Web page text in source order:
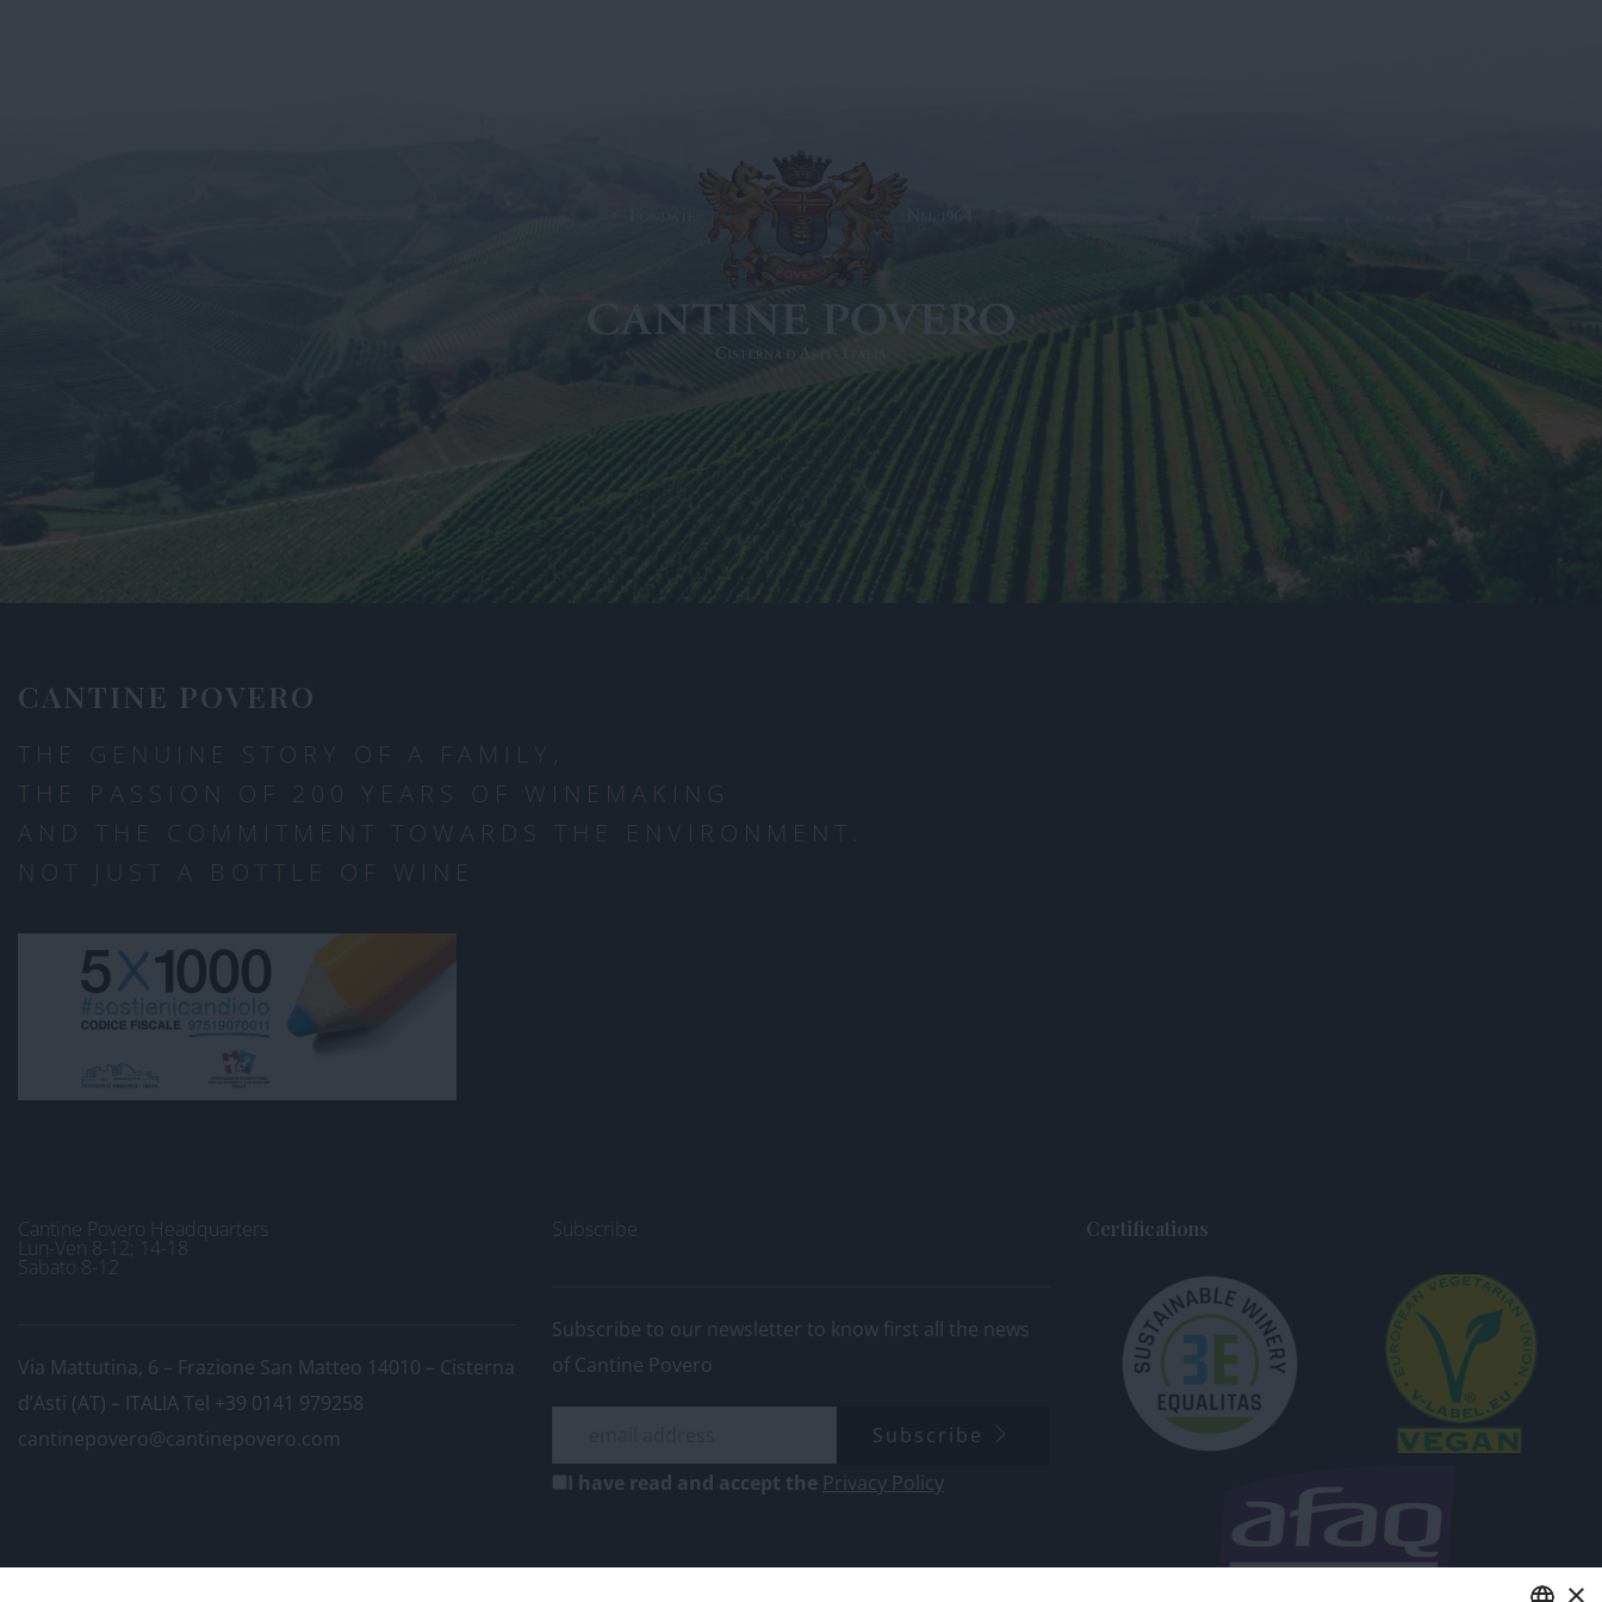
CANTINE POVERO
THE GENUINE STORY OF A FAMILY,
THE PASSION OF 200 YEARS OF WINEMAKING
AND THE COMMITMENT TOWARDS THE ENVIRONMENT.
NOT JUST A BOTTLE OF WINE
Cantine Povero Headquarters
Lun-Ven 8-12; 14-18
Sabato 8-12
Via Mattutina, 6 – Frazione San Matteo 14010 – Cisterna
d’Asti (AT) – ITALIATel +39 0141 979258
cantinepovero@cantinepovero.com
Subscribe
Subscribe to our newsletter to know first all the news
of Cantine Povero
Subscribe
I have read and accept the Privacy Policy
Certifications
×